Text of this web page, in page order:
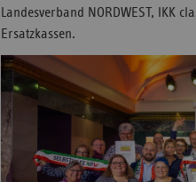
Landesverband NORDWEST, IKK
Ersatzkassen.